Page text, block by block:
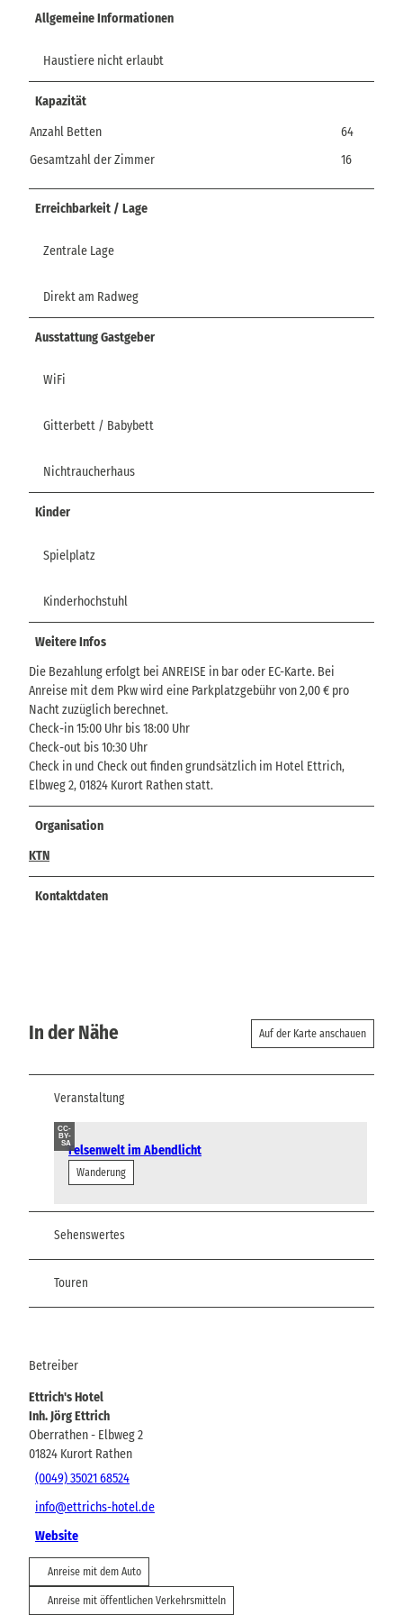
Allgemeine Informationen
Haustiere nicht erlaubt
Kapazität
Anzahl Betten
64
Gesamtzahl der Zimmer
16
Erreichbarkeit / Lage
Zentrale Lage
Direkt am Radweg
Ausstattung Gastgeber
WiFi
Gitterbett / Babybett
Nichtraucherhaus
Kinder
Spielplatz
Kinderhochstuhl
Weitere Infos
Die Bezahlung erfolgt bei ANREISE in bar oder EC-Karte. Bei
Anreise mit dem Pkw wird eine Parkplatzgebühr von 2,00 € pro
Nacht zuzüglich berechnet.
Check-in 15:00 Uhr bis 18:00 Uhr
Check-out bis 10:30 Uhr
Check in und Check out finden grundsätzlich im Hotel Ettrich,
Elbweg 2, 01824 Kurort Rathen statt.
Organisation
KTN
Kontaktdaten
In der Nähe Auf der Karte anschauen
Veranstaltung
CC-
BY-
SAFelsenwelt im Abendlicht
Wanderung
Sehenswertes
Touren
Betreiber
Ettrich's Hotel
Inh. Jörg Ettrich
Oberrathen - Elbweg 2
01824 Kurort Rathen
(0049) 35021 68524
info@ettrichs-hotel.de
Website
Anreise mit dem Auto
Anreise mit öffentlichen Verkehrsmitteln